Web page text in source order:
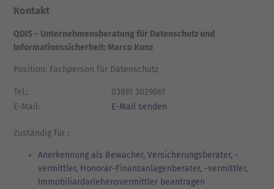
Kontakt
QDIS – Unternehmensberatung für Datenschutz und
Informationssicherheit: Marco Kunz
Position: Fachperson für Datenschutz
Tel.:
03861 3029061
E-Mail:
E-Mail senden
Zuständig für :
Anerkennung als Bewacher, Versicherungsberater, -
vermittler, Honorar-Finanzanlagenberater, -vermittler,
Immobiliardarlehensvermittler beantragen